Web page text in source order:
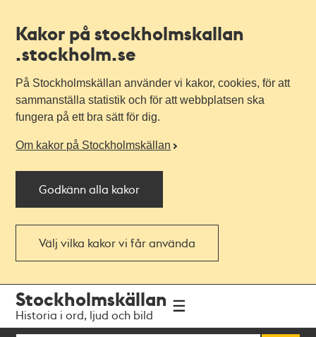
Kakor på stockholmskallan
.stockholm.se
På Stockholmskällan använder vi kakor, cookies, för att
sammanställa statistik och för att webbplatsen ska
fungera på ett bra sätt för dig.
Om kakor på Stockholmskällan
Godkänn alla kakor
Välj vilka kakor vi får använda
navigationen
huvudinnehållet
Stockholmskällan
Historia i ord, ljud och bild